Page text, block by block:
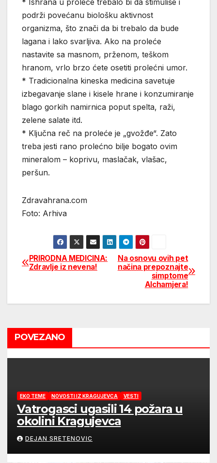
podrži povećanu biološku aktivnost
organizma, što znači da bi trebalo da bude
lagana i lako svarljiva. Ako na proleće
nastavite sa masnom, prženom, teškom
hranom, vrlo brzo ćete osetiti prolećni umor.
* Tradicionalna kineska medicina savetuje
izbegavanje slane i kisele hrane i konzumiranje
blago gorkih namirnica poput spelta, raži,
zelene salate itd.
* Ključna reč na proleće je „gvožđe“. Zato
treba jesti rano prolećno bilje bogato ovim
mineralom – koprivu, maslačak, vlašac,
peršun.
Zdravahrana.com
Foto: Arhiva
Post
Na osnovu ovih pet
načina prepoznajte
simptome
Alchamjera!
PRIRODNA MEDICINA:
Zdravlje iz nevena!
POVEZANO
EKO TEME NOVOSTI IZ KRAGUJEVCA VESTI
Vatrogasci ugasili 14 požara u
okolini Kragujevca
DEJAN SRETENOVIC